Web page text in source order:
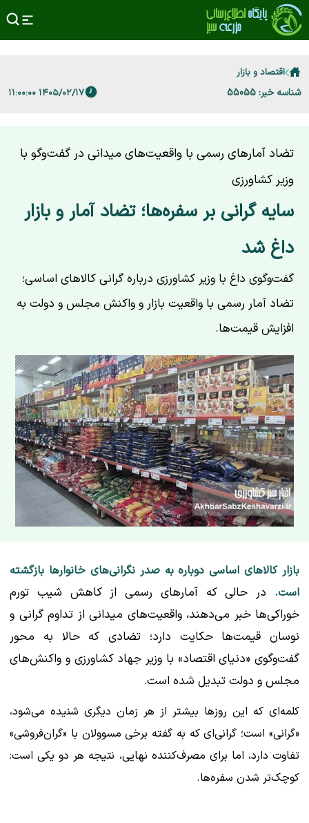
اقتصاد و بازار
شناسه خبر: 55055 ۱۴۰۵/۰۲/۱۷ ۱۱:۰۰:۰۰
تضاد آمارهای رسمی با واقعیت‌های میدانی در گفت‌وگو با
وزیر کشاورزی
سایه گرانی بر سفره‌ها؛ تضاد آمار و بازار
داغ شد
گفت‌وگوی داغ با وزیر کشاورزی درباره گرانی کالاهای اساسی؛
تضاد آمار رسمی با واقعیت بازار و واکنش مجلس و دولت به
افزایش قیمت‌ها.
بازار کالاهای اساسی دوباره به صدر نگرانی‌های خانوارها بازگشته
است. در حالی که آمارهای رسمی از کاهش شیب تورم
خوراکی‌ها خبر می‌دهند، واقعیت‌های میدانی از تداوم گرانی و
نوسان قیمت‌ها حکایت دارد؛ تضادی که حالا به محور
گفت‌وگوی «دنیای اقتصاد» با وزیر جهاد کشاورزی و واکنش‌های
مجلس و دولت تبدیل شده است.
کلمه‌ای که این روزها بیشتر از هر زمان دیگری شنیده می‌شود،
«گرانی» است؛ گرانی‌ای که به گفته برخی مسوولان با «گران‌فروشی»
تفاوت دارد، اما برای مصرف‌کننده نهایی، نتیجه هر دو یکی است:
کوچک‌تر شدن سفره‌ها.